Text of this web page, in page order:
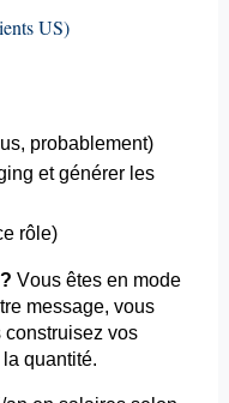
US)
probablement)
et générer les
rôle)
Vous êtes en mode
message, vous
vos
quantité.